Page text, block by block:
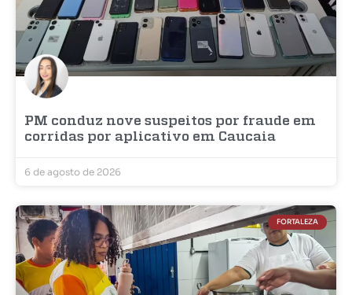
PM conduz nove suspeitos por fraude em
corridas por aplicativo em Caucaia
6 de agosto de 2026
FORTALEZA